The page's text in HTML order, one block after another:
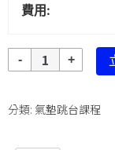
費用:
數
量
分類: 氣墊跳台課程